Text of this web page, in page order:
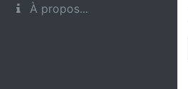
À propos...